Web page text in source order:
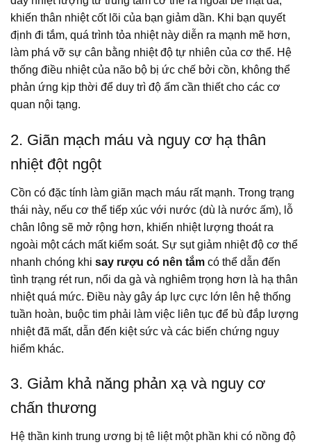
khiến thân nhiệt cốt lõi của bạn giảm dần. Khi bạn quyết
định đi tắm, quá trình tỏa nhiệt này diễn ra mạnh mẽ hơn,
làm phá vỡ sự cân bằng nhiệt độ tự nhiên của cơ thể. Hệ
thống điều nhiệt của não bộ bị ức chế bởi cồn, không thể
phản ứng kịp thời để duy trì độ ấm cần thiết cho các cơ
quan nội tạng.
2. Giãn mạch máu và nguy cơ hạ thân
nhiệt đột ngột
Cồn có đặc tính làm giãn mạch máu rất mạnh. Trong trạng
thái này, nếu cơ thể tiếp xúc với nước (dù là nước ấm), lỗ
chân lông sẽ mở rộng hơn, khiến nhiệt lượng thoát ra
ngoài một cách mất kiểm soát. Sự sụt giảm nhiệt độ cơ thể
nhanh chóng khi say rượu có nên tắm có thể dẫn đến
tình trạng rét run, nổi da gà và nghiêm trọng hơn là hạ thân
nhiệt quá mức. Điều này gây áp lực cực lớn lên hệ thống
tuần hoàn, buộc tim phải làm việc liên tục để bù đắp lượng
nhiệt đã mất, dẫn đến kiệt sức và các biến chứng nguy
hiểm khác.
3. Giảm khả năng phản xạ và nguy cơ
chấn thương
Hệ thần kinh trung ương bị tê liệt một phần khi có nồng độ